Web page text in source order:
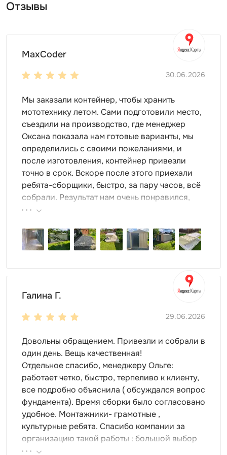
закрепляются на саморезы шуруповертом –
Как только хозблок собран, им можно начинать
пользоваться.
SKOGGY – это некапитальные здания, которые
почва рыхлая) или ровную твердую поверхность
(асфальт, бетон, гравий). Можно даже просто
утрамбовать землю и установить на нее
контейнер.
Цикличность эксплуатации
Сборка и разборка хозблока – простой процесс.
Процедуру можно проделывать многократно:
качество изделия от этого не испортится. Даже
через несколько лет эксплуатации он будет таким
Высокое качество материалов и комплектующих
продлевают срок службы изделия. Уникальная
При необходимости контейнер всегда можно
продать. Однако он еще пригодится в хозяйстве,
или склад.
Универсальность
Контейнеры SKOGGY – это универсальные изделия,
которые можно использовать для разных участков.
Мы предлагаем размещение:
возле частного дома;
на даче;
на производственной площадке;
на строительном объекте.
Отзывы
MaxCoder
30.06.2026
Мы заказали контейнер, чтобы хранить
мототехнику летом. Сами подготовили место,
съездили на производство, где менеджер
Оксана показала нам готовые варианты, мы
определились с своими пожеланиями, и
после изготовления, контейнер привезли
точно в срок. Вскоре после этого приехали
ребята-сборщики, быстро, за пару часов, всё
собрали. Результат нам очень понравился,
поэтому всем советуем эту фирму.
Галина Г.
29.06.2026
Довольны обращением. Привезли и собрали в
один день. Вещь качественная!
Отдельное спасибо, менеджеру Ольге:
работает четко, быстро, терпеливо к клиенту,
все подробно объяснила ( обсуждался вопрос
фундамента). Время сборки было согласовано
удобное. Монтажники- грамотные ,
культурные ребята. Спасибо компании за
организацию такой работы : большой выбор
продукции, реальные цены.